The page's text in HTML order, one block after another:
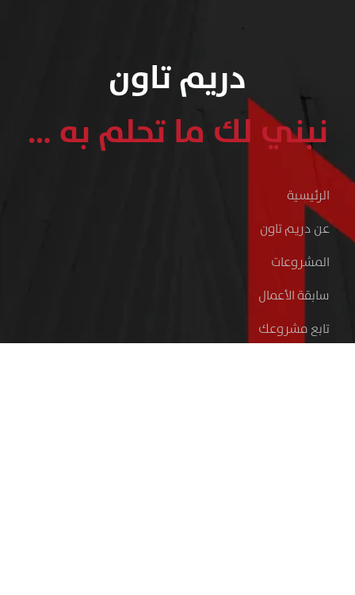
دريم تاون
نبني لك ما تحلم به …
الرئيسية
عن دريم تاون
المشروعات
سابقة الأعمال
تابع مشروعك